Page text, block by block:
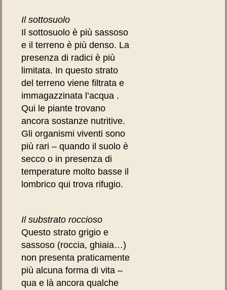
Il sottosuolo
Il sottosuolo è più sassoso
e il terreno è più denso. La
presenza di radici è più
limitata. In questo strato
del terreno viene filtrata e
immagazzinata l’acqua .
Qui le piante trovano
ancora sostanze nutritive.
Gli organismi viventi sono
più rari – quando il suolo è
secco o in presenza di
temperature molto basse il
lombrico qui trova rifugio.
Il substrato roccioso
Questo strato grigio e
sassoso (roccia, ghiaia…)
non presenta praticamente
più alcuna forma di vita –
qua e là ancora qualche